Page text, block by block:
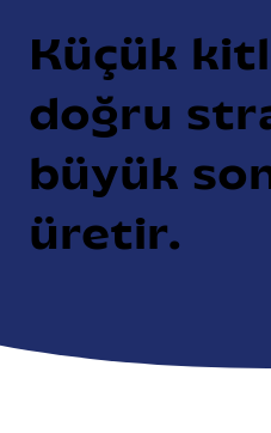
Küçük
doğru
büyük
üretir.